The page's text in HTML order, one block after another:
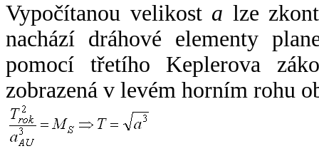
Vypočítanou velikost a lze
nachází dráhové elementy
pomocí třetího Keplerova
zobrazená v levém horním rohu